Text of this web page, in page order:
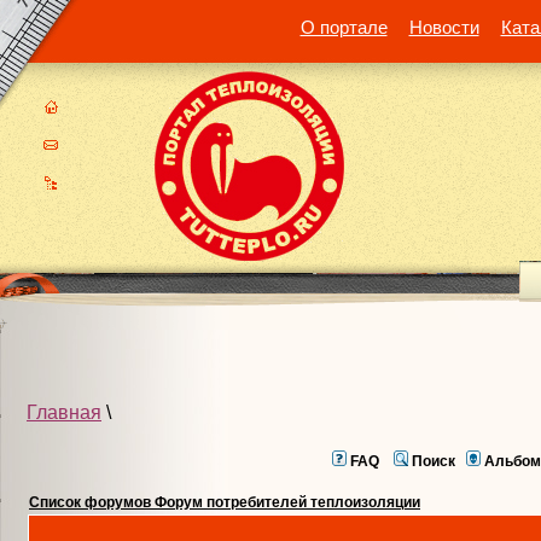
О портале Новости
Главная \
FAQ Поиск Альбом
Список форумов Форум потребителей теплоизоляции